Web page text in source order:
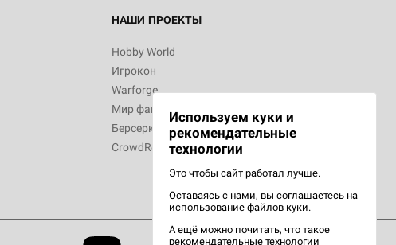
НАШИ ПРОЕКТЫ
Hobby World
Игрокон
Warforge
Мир фантастики
Берсерк
CrowdRepublic
Используем куки и
рекомендательные
технологии
Это чтобы сайт работал лучше.
Оставаясь с нами, вы соглашаетесь на
использование файлов куки.
А ещё можно почитать, что такое
рекомендательные технологии